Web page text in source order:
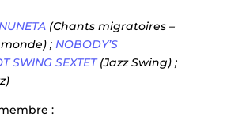
(Chants migratoires –
; NOBODY’S
SWING SEXTET(Jazz Swing) ;
: